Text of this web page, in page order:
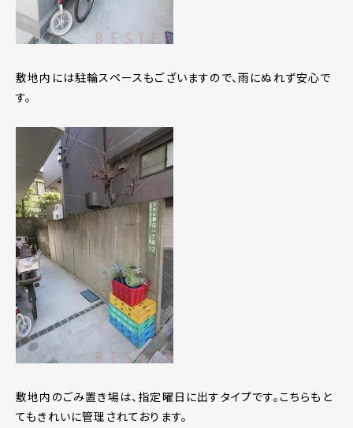
敷地内には駐輪スペースもございますので、雨にぬれず安心で
す。
敷地内のごみ置き場は、指定曜日に出すタイプです。こちらもと
てもきれいに管理されております。